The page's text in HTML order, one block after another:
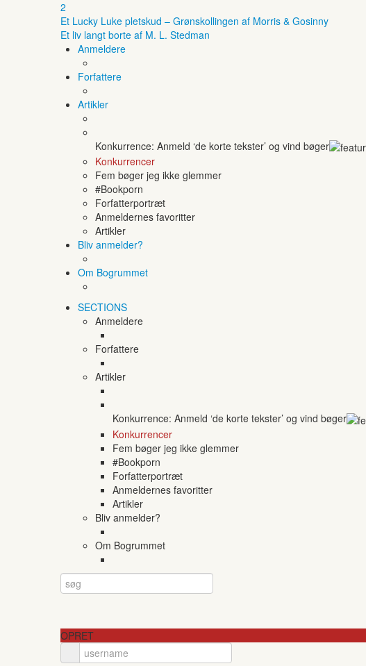
2
Et Lucky Luke pletskud – Grønskollingen af Morris & Gosinny
Et liv langt borte af M. L. Stedman
Anmeldere
Forfattere
Artikler
Konkurrence: Anmeld ‘de korte tekster’ og vind bøger
Konkurrencer
Fem bøger jeg ikke glemmer
#Bookporn
Forfatterportræt
Anmeldernes favoritter
Artikler
Bliv anmelder?
Om Bogrummet
SECTIONS
Anmeldere
Forfattere
Artikler
Konkurrence: Anmeld ‘de korte tekster’ og vind bøger
Konkurrencer
Fem bøger jeg ikke glemmer
#Bookporn
Forfatterportræt
Anmeldernes favoritter
Artikler
Bliv anmelder?
Om Bogrummet
OPRET